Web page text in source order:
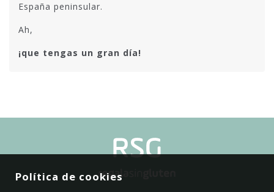
España peninsular.
Ah,
¡que tengas un gran día!
Política de cookies